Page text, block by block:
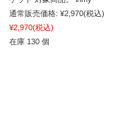
通常販売価格: ¥2,970(税込)
¥2,970(税込)
在庫 130 個